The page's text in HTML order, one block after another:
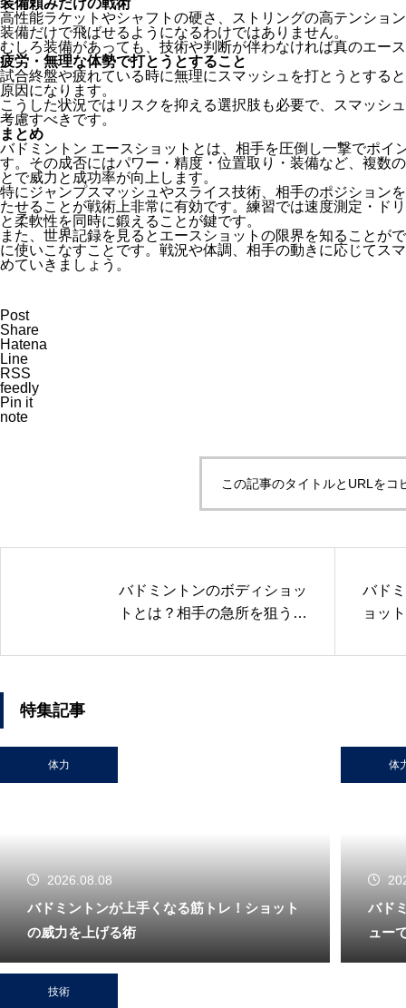
装備頼みだけの戦術
高性能ラケットやシャフトの硬さ、ストリングの高テンショ
装備だけで飛ばせるようになるわけではありません。
むしろ装備があっても、技術や判断が伴わなければ真のエー
疲労・無理な体勢で打とうとすること
試合終盤や疲れている時に無理にスマッシュを打とうとする
原因になります。
こうした状況ではリスクを抑える選択肢も必要で、スマッシ
考慮すべきです。
まとめ
バドミントン エースショットとは、相手を圧倒し一撃でポイ
す。その成否にはパワー・精度・位置取り・装備など、複数
とで威力と成功率が向上します。
特にジャンプスマッシュやスライス技術、相手のポジション
たせることが戦術上非常に有効です。練習では速度測定・ド
と柔軟性を同時に鍛えることが鍵です。
また、世界記録を見るとエースショットの限界を知ることが
に使いこなすことです。戦況や体調、相手の動きに応じてス
めていきましょう。
Post
Share
Hatena
Line
RSS
feedly
Pin it
note
この記事のタイトルとURLをコ
バドミントンのボディショッ
トとは？相手の急所を狙うス
バド
ョッ
ク
特集記事
体力
2026.08.08
バドミントンが上手くなる筋トレ！ショット
の威力を上げる術
体
バド
ュー
技術